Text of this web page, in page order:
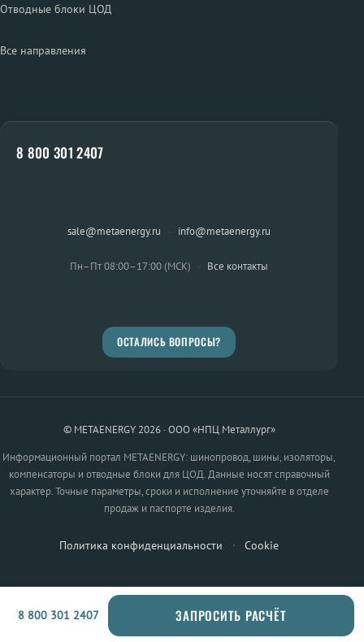
Отводные блоки ЦОД
Все направления
8 800 301 2407
sale@metaenergy.ru · info@metaenergy.ru
Пн–Пт 08:00–17:00 (МСК) · Все контакты
ОСТАЛИСЬ ВОПРОСЫ?
© METAENERGY 2026 · ООО «НПЦ Металлург»
Информационный портал METAENERGY: шинопровод, шины, изоляторы,
компенсаторы и отводные блоки для ЦОД. Данные носят справочный
характер. Точные параметры, сроки и исполнение уточняйте в отделе
продаж и паспорте изделия.
Политика конфиденциальности · Cookie
8 800 301 2407 ЗАПРОСИТЬ РАСЧЁТ